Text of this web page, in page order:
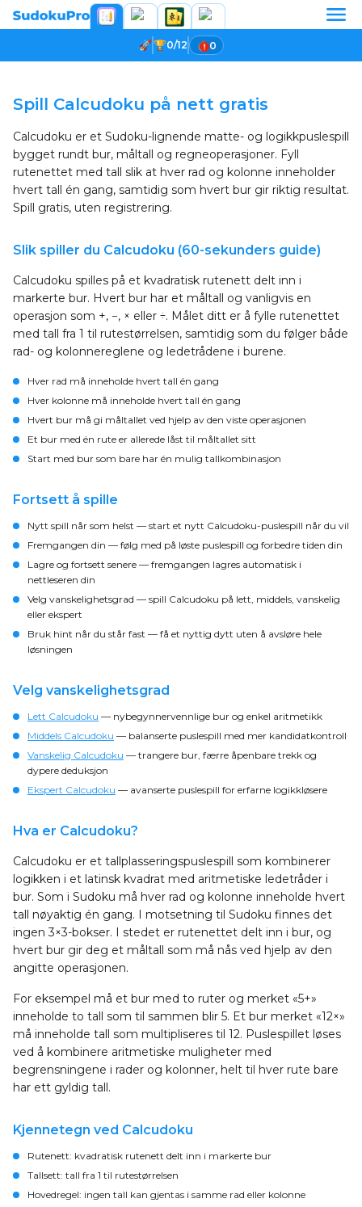
0/12 0
Spill Calcudoku på nett gratis
Calcudoku er et Sudoku-lignende matte- og logikkpuslespill
bygget rundt bur, måltall og regneoperasjoner. Fyll
rutenettet med tall slik at hver rad og kolonne inneholder
hvert tall én gang, samtidig som hvert bur gir riktig resultat.
Spill gratis, uten registrering.
Slik spiller du Calcudoku (60-sekunders guide)
Calcudoku spilles på et kvadratisk rutenett delt inn i
markerte bur. Hvert bur har et måltall og vanligvis en
operasjon som +, −, × eller ÷. Målet ditt er å fylle rutenettet
med tall fra 1 til rutestørrelsen, samtidig som du følger både
rad- og kolonnereglene og ledetrådene i burene.
Hver rad må inneholde hvert tall én gang
Hver kolonne må inneholde hvert tall én gang
Hvert bur må gi måltallet ved hjelp av den viste operasjonen
Et bur med én rute er allerede låst til måltallet sitt
Start med bur som bare har én mulig tallkombinasjon
Fortsett å spille
Nytt spill når som helst — start et nytt Calcudoku-puslespill når du vil
Fremgangen din — følg med på løste puslespill og forbedre tiden din
Lagre og fortsett senere — fremgangen lagres automatisk i
nettleseren din
Velg vanskelighetsgrad — spill Calcudoku på lett, middels, vanskelig
eller ekspert
Bruk hint når du står fast — få et nyttig dytt uten å avsløre hele
løsningen
Velg vanskelighetsgrad
Lett Calcudoku — nybegynnervennlige bur og enkel aritmetikk
Middels Calcudoku — balanserte puslespill med mer kandidatkontroll
Vanskelig Calcudoku — trangere bur, færre åpenbare trekk og
dypere deduksjon
Ekspert Calcudoku — avanserte puslespill for erfarne logikkløsere
Hva er Calcudoku?
Calcudoku er et tallplasseringspuslespill som kombinerer
logikken i et latinsk kvadrat med aritmetiske ledetråder i
bur. Som i Sudoku må hver rad og kolonne inneholde hvert
tall nøyaktig én gang. I motsetning til Sudoku finnes det
ingen 3×3-bokser. I stedet er rutenettet delt inn i bur, og
hvert bur gir deg et måltall som må nås ved hjelp av den
angitte operasjonen.
For eksempel må et bur med to ruter og merket «5+»
inneholde to tall som til sammen blir 5. Et bur merket «12×»
må inneholde tall som multipliseres til 12. Puslespillet løses
ved å kombinere aritmetiske muligheter med
begrensningene i rader og kolonner, helt til hver rute bare
har ett gyldig tall.
Kjennetegn ved Calcudoku
Rutenett: kvadratisk rutenett delt inn i markerte bur
Tallsett: tall fra 1 til rutestørrelsen
Hovedregel: ingen tall kan gjentas i samme rad eller kolonne